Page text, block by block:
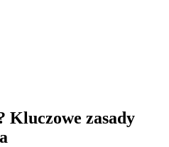
Kluczowe zasady